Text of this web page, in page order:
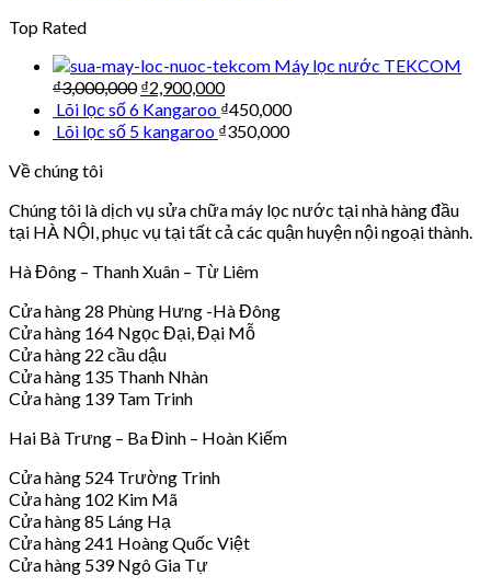
Top Rated
Máy lọc nước TEKCOM
₫3,000,000 ₫2,900,000
Lõi lọc số 6 Kangaroo ₫450,000
Lõi lọc số 5 kangaroo ₫350,000
Về chúng tôi
Chúng tôi là dịch vụ sửa chữa máy lọc nước tại nhà hàng đầu
tại HÀ NỘI, phục vụ tại tất cả các quận huyện nội ngoại thành.
Hà Đông – Thanh Xuân – Từ Liêm
Cửa hàng 28 Phùng Hưng -Hà Đông
Cửa hàng 164 Ngọc Đại, Đại Mỗ
Cửa hàng 22 cầu dậu
Cửa hàng 135 Thanh Nhàn
Cửa hàng 139 Tam Trinh
Hai Bà Trưng – Ba Đình – Hoàn Kiếm
Cửa hàng 524 Trường Trinh
Cửa hàng 102 Kim Mã
Cửa hàng 85 Láng Hạ
Cửa hàng 241 Hoàng Quốc Việt
Cửa hàng 539 Ngô Gia Tự